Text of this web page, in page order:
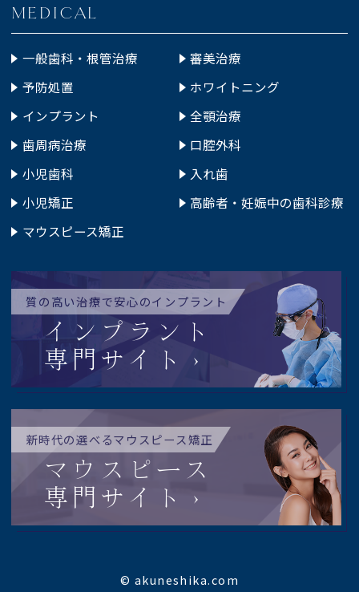
MEDICAL
一般歯科・根管治療
予防処置
インプラント
歯周病治療
小児歯科
小児矯正
マウスピース矯正
審美治療
ホワイトニング
全顎治療
口腔外科
入れ歯
高齢者・妊娠中の歯科診療
質の高い治療で安心のインプラント
インプラント
専門サイト
新時代の選べるマウスピース矯正
マウスピース
専門サイト
© akuneshika.com